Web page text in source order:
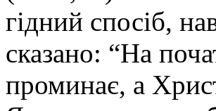
гідний спосіб,
сказано: “На
проминає, а